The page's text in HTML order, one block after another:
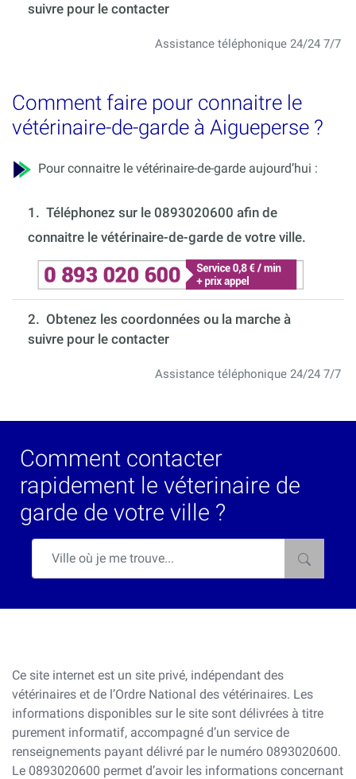
suivre pour le contacter
Assistance téléphonique 24/24 7/7
Comment faire pour connaitre le
vétérinaire-de-garde à Aigueperse ?
Pour connaitre le vétérinaire-de-garde aujourd’hui :
1. Téléphonez sur le 0893020600 afin de
connaitre le vétérinaire-de-garde de votre ville.
2. Obtenez les coordonnées ou la marche à
suivre pour le contacter
Assistance téléphonique 24/24 7/7
Comment contacter
rapidement le véterinaire de
garde de votre ville ?
Ce site internet est un site privé, indépendant des
vétérinaires et de l’Ordre National des vétérinaires. Les
informations disponibles sur le site sont délivrées à titre
purement informatif, accompagné d’un service de
renseignements payant délivré par le numéro 0893020600.
Le 0893020600 permet d’avoir les informations concernant